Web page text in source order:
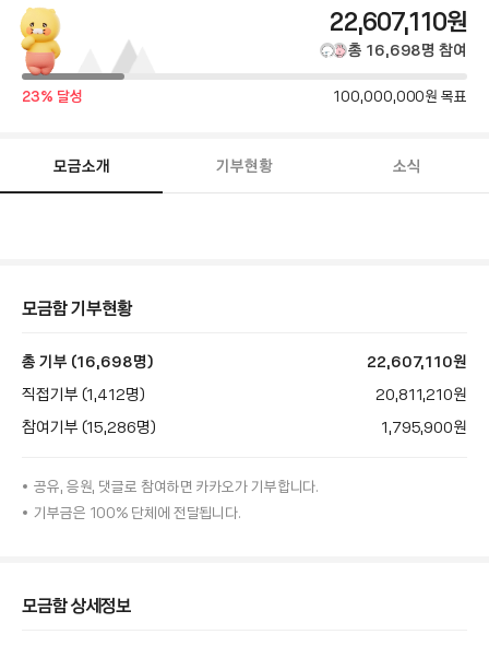
총
모
금
22,607,110원
총 16,698명 참여
달
23% 달성
목
100,000,000원 목표
모금소개 기부현황 소식
모
본
문
모금함 기부현황
총 기부 (16,698명) 22,607,110원
직접기부 (1,412명)
20,811,210원
참여기부 (15,286명)
1,795,900원
공유, 응원, 댓글로 참여하면 카카오가기부합니다.
기부금은 100% 단체에 전달됩니다.
모금함 상세정보